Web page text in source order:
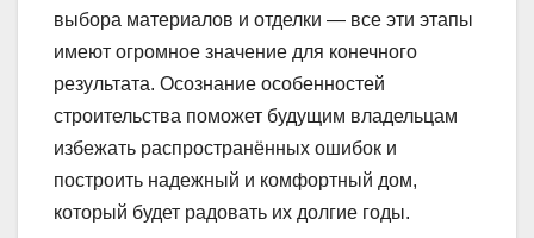
выбора материалов и отделки — все эти этапы
имеют огромное значение для конечного
результата. Осознание особенностей
строительства поможет будущим владельцам
избежать распространённых ошибок и
построить надежный и комфортный дом,
который будет радовать их долгие годы.